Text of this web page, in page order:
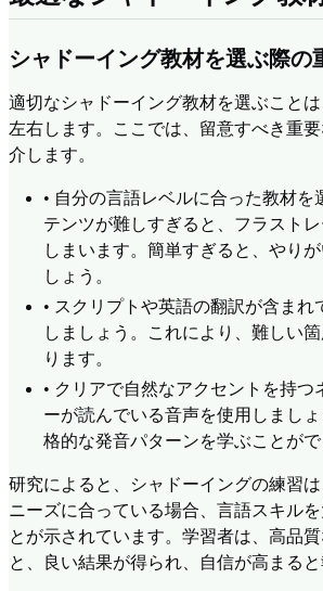
シャドーイング教材を選ぶ際の
適切なシャドーイング教材を選ぶことは
左右します。ここでは、留意すべき重
介します。
• 自分の言語レベルに合った教材を
テンツが難しすぎると、フラスト
しまいます。簡単すぎると、やり
しょう。
• スクリプトや英語の翻訳が含まれ
しましょう。これにより、難しい
ります。
• クリアで自然なアクセントを持つ
ーが読んでいる音声を使用しまし
格的な発音パターンを学ぶことがで
研究によると、シャドーイングの練習
ニーズに合っている場合、言語スキル
とが示されています。学習者は、高品
と、良い結果が得られ、自信が高まると